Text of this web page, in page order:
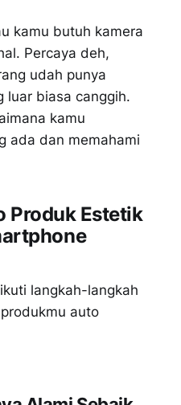
kamu butuh kamera
Percaya deh,
udah punya
luar biasa canggih.
kamu
ada dan memahami
Produk Estetik
langkah-langkah
auto